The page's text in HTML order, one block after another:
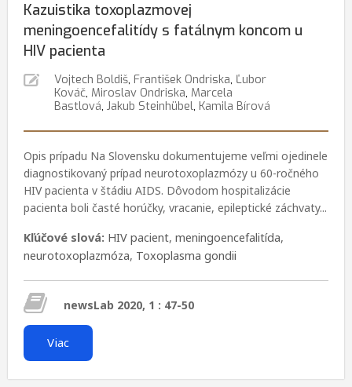
Kazuistika toxoplazmovej
meningoencefalitídy s fatálnym koncom u
HIV pacienta
Vojtech Boldiš, František Ondriska, Ľubor
Kováč, Miroslav Ondriska, Marcela
Bastlová, Jakub Steinhübel, Kamila Bírová
Opis prípadu Na Slovensku dokumentujeme veľmi ojedinele
diagnostikovaný prípad neurotoxoplazmózy u 60-ročného
HIV pacienta v štádiu AIDS. Dôvodom hospitalizácie
pacienta boli časté horúčky, vracanie, epileptické záchvaty...
Kľúčové slová: HIV pacient,meningoencefalitída,
neurotoxoplazmóza, Toxoplasma gondii
newsLab 2020, 1 : 47-50
Viac